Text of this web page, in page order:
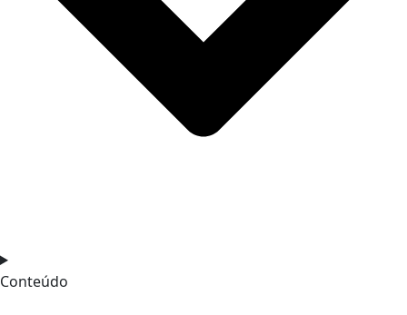
Conteúdo